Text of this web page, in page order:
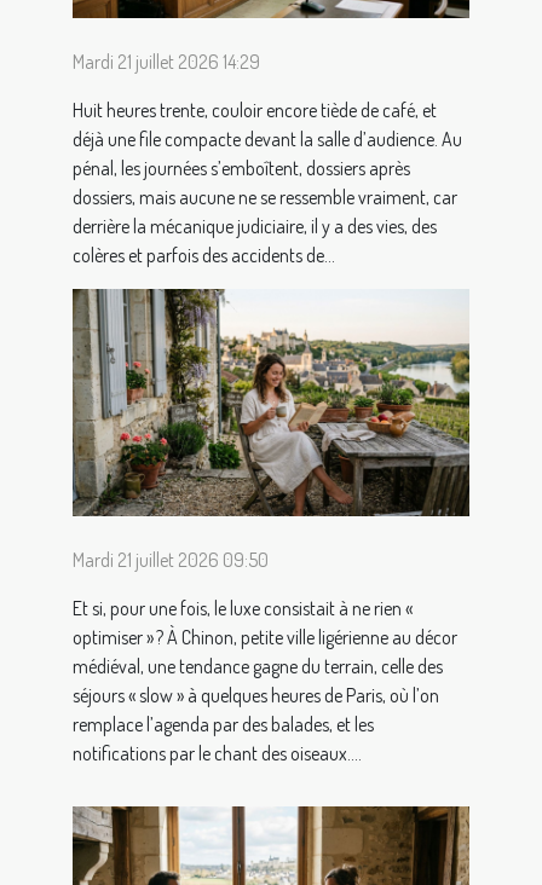
Mardi 21 juillet 2026 14:29
Huit heures trente, couloir encore tiède de café, et
déjà une file compacte devant la salle d’audience. Au
pénal, les journées s’emboîtent, dossiers après
dossiers, mais aucune ne se ressemble vraiment, car
derrière la mécanique judiciaire, il y a des vies, des
colères et parfois des accidents de...
Mardi 21 juillet 2026 09:50
Et si, pour une fois, le luxe consistait à ne rien «
optimiser » ? À Chinon, petite ville ligérienne au décor
médiéval, une tendance gagne du terrain, celle des
séjours « slow » à quelques heures de Paris, où l’on
remplace l’agenda par des balades, et les
notifications par le chant des oiseaux....